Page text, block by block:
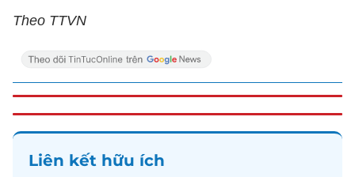
Theo TTVN
Liên kết hữu ích